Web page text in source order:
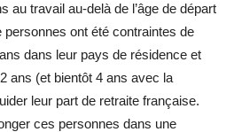
au travail au-delà de l’âge de départ
personnes ont été contraintes de
dans leur pays de résidence et
ans (et bientôt 4 ans avec la
leur part de retraite française.
ces personnes dans une